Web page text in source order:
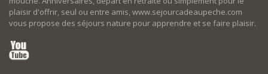
plaisir d'offrir, seul ou entre amis, www.sejourcadeaupeche.com
vous propose des séjours nature pour apprendre et se faire plaisir.